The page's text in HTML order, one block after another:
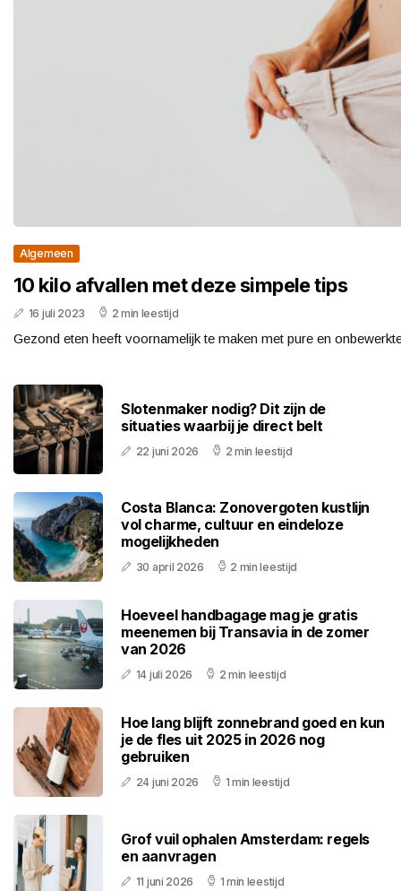
Algemeen
10 kilo afvallen met ​deze simpele tips
16 juli 2023 2 min leestijd
Gezond eten heeft voornamelijk te maken met pure en
Slotenmaker nodig? Dit zijn de
situaties waarbij je direct belt
22 juni 2026 2 min leestijd
Costa Blanca: Zonovergoten kustlijn
vol charme, cultuur en eindeloze
mogelijkheden
30 april 2026 2 min leestijd
Hoeveel handbagage mag je gratis
meenemen bij Transavia in de zomer
van 2026
14 juli 2026 2 min leestijd
Hoe lang blijft zonnebrand goed en kun
je de fles uit 2025 in 2026 nog
gebruiken
24 juni 2026 1 min leestijd
Grof vuil ophalen Amsterdam: regels
en aanvragen
11 juni 2026 1 min leestijd